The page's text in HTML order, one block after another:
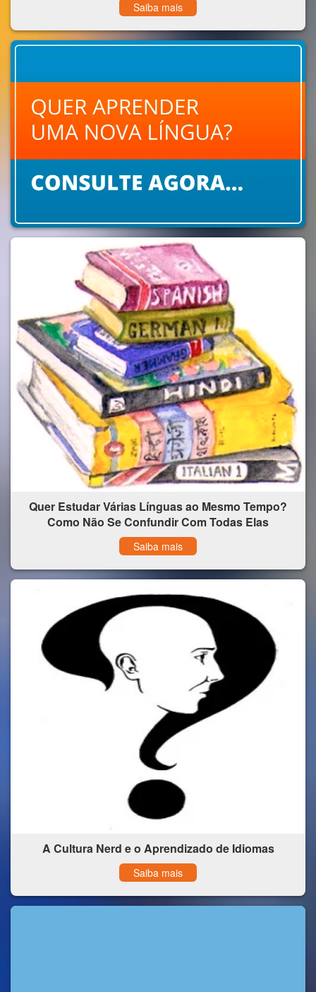
Saiba mais
Quer Estudar Várias Línguas ao Mesmo Tempo?
Como Não Se Confundir Com Todas Elas
Saiba mais
A Cultura Nerd e o Aprendizado de Idiomas
Saiba mais